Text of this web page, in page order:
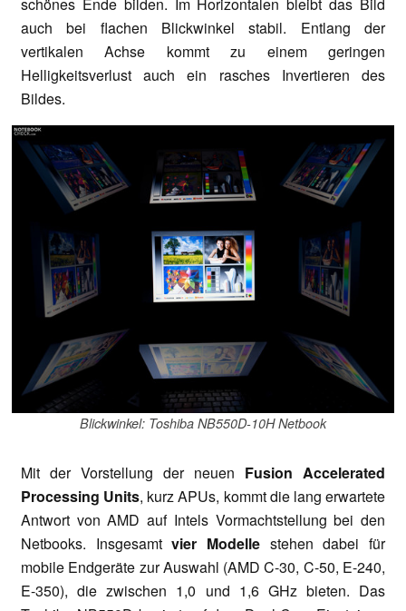
schönes Ende bilden. Im Horizontalen bleibt das Bild
auch bei flachen Blickwinkel stabil. Entlang der
vertikalen Achse kommt zu einem geringen
Helligkeitsverlust auch ein rasches Invertieren des
Bildes.
Blickwinkel: Toshiba NB550D-10H Netbook
Mit der Vorstellung der neuen Fusion Accelerated
Processing Units, kurz APUs, kommt die lang erwartete
Antwort von AMD auf Intels Vormachtstellung bei den
Netbooks. Insgesamtvier Modelle stehen dabei für
mobile Endgeräte zur Auswahl (AMD C-30, C-50, E-240,
E-350), die zwischen 1,0 und 1,6 GHz bieten. Das